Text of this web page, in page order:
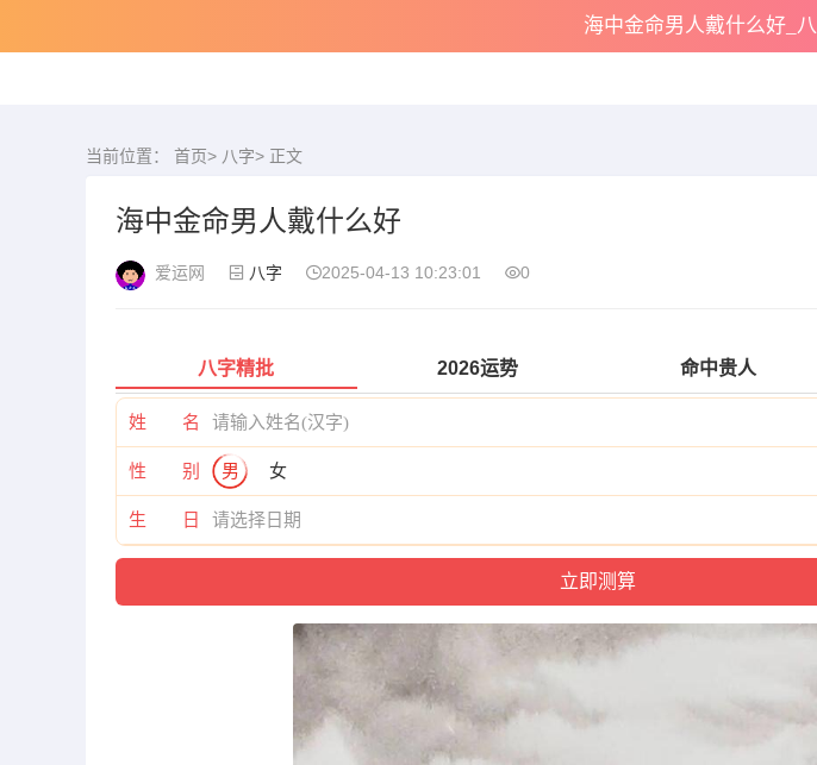
海中金命男人戴什么好_
当前位置： 首页> 八字> 正文
海中金命男人戴什么好
爱运网 八字 2025-04-13 10:23:01 0
八字精批 2026运势 命中贵人
姓 名
性 别 男 女
生 日